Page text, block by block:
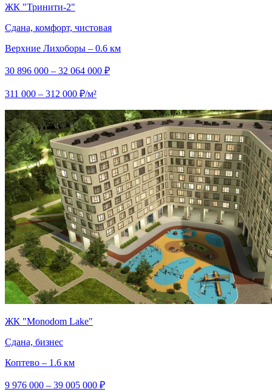
ЖК "Тринити-2"
Сдана, комфорт, чистовая
Верхние Лихоборы – 0.6 км
30 896 000 – 32 064 000 ₽
311 000 – 312 000 ₽/м²
ЖК "Monodom Lake"
Сдана, бизнес
Коптево – 1.6 км
9 976 000 – 39 005 000 ₽